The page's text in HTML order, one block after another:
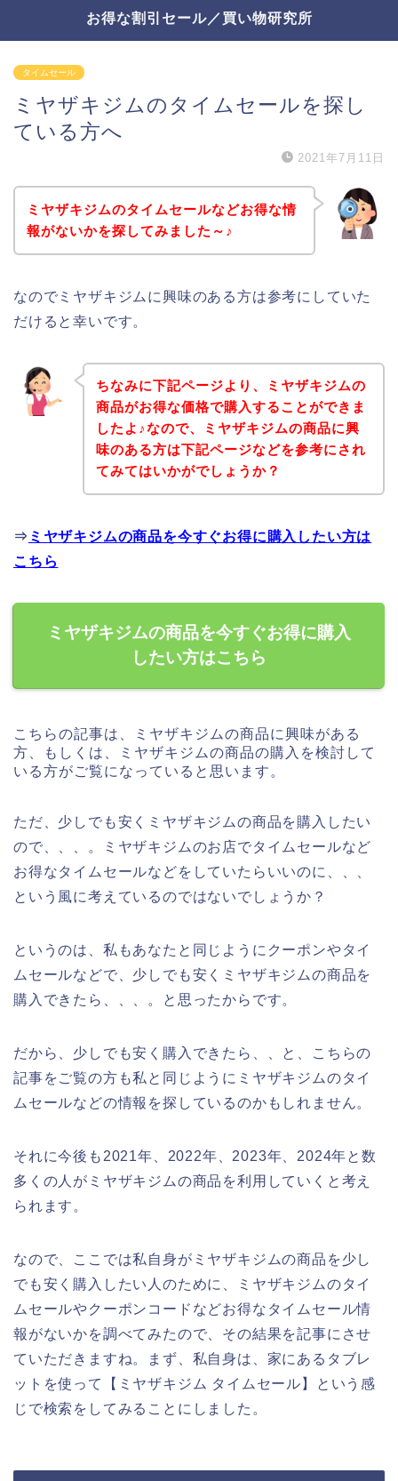
お得な割引セール／買い物研究所
タイムセール
ミヤザキジムのタイムセールを探し
ている方へ
2021年7月11日
ミヤザキジムのタイムセールなどお得な情
報がないかを探してみました～♪
なのでミヤザキジムに興味のある方は参考にしていた
だけると幸いです。
ちなみに下記ページより、ミヤザキジムの
商品がお得な価格で購入することができま
したよ♪なので、ミヤザキジムの商品に興
味のある方は下記ページなどを参考にされ
てみてはいかがでしょうか？
⇒ ミヤザキジムの商品を今すぐお得に購入したい方は
こちら
ミヤザキジムの商品を今すぐお得に購入
したい方はこちら
こちらの記事は、ミヤザキジムの商品に興味がある
方、もしくは、ミヤザキジムの商品の購入を検討して
いる方がご覧になっていると思います。
ただ、少しでも安くミヤザキジムの商品を購入したい
ので、、、。ミヤザキジムのお店でタイムセールなど
お得なタイムセールなどをしていたらいいのに、、、
という風に考えているのではないでしょうか？
というのは、私もあなたと同じようにクーポンやタイ
ムセールなどで、少しでも安くミヤザキジムの商品を
購入できたら、、、。と思ったからです。
だから、少しでも安く購入できたら、、と、こちらの
記事をご覧の方も私と同じようにミヤザキジムのタイ
ムセールなどの情報を探しているのかもしれません。
それに今後も2021年、2022年、2023年、2024年と数
多くの人がミヤザキジムの商品を利用していくと考え
られます。
なので、ここでは私自身がミヤザキジムの商品を少し
でも安く購入したい人のために、ミヤザキジムのタイ
ムセールやクーポンコードなどお得なタイムセール情
報がないかを調べてみたので、その結果を記事にさせ
ていただきますね。まず、私自身は、家にあるタブレ
ットを使って【ミヤザキジム タイムセール】という感
じで検索をしてみることにしました。